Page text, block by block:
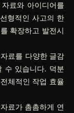
료와 아이디어를
형적인 사고의 한
확장하고 발전시
료를 다양한 글감
수 있습니다. 덕분
체적인 작업 효율
료가 촘촘하게 연